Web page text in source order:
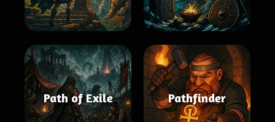
Path of Exile Pathfinder